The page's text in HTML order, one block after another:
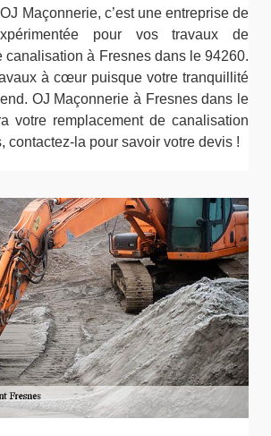
Maçonnerie, c’est une entreprise de
pour vos travaux de
canalisation à Fresnes dans le 94260.
à cœur puisque votre tranquillité
OJ Maçonnerie à Fresnes dans le
votre remplacement de canalisation
contactez-la pour savoir votre devis !